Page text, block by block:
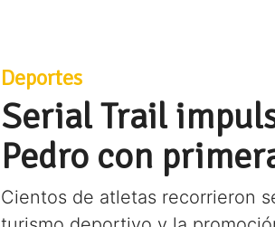
Deportes
Serial Trail
Pedro con
Cientos de atletas recorrieron